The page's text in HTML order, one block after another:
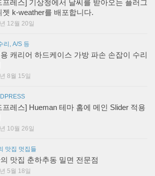
프레스] 기상청에서 날씨를 받아오는 플러그
젯 k-weather를 배포합니다.
12월 20일
리, A/S 등
캐리어 하드케이스 가방 파손 손잡이 수리
8월 15일
프레스] Hueman 테마 홈에 메인 Slider 적용
10월 26일
맛집 멋집들
맛집 춘하추동 밀면 전문점
5월 18일